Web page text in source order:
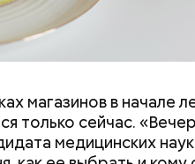
магазинов в начале
только сейчас.
медицинских
болезнью,
холецистите,
и панкреатите